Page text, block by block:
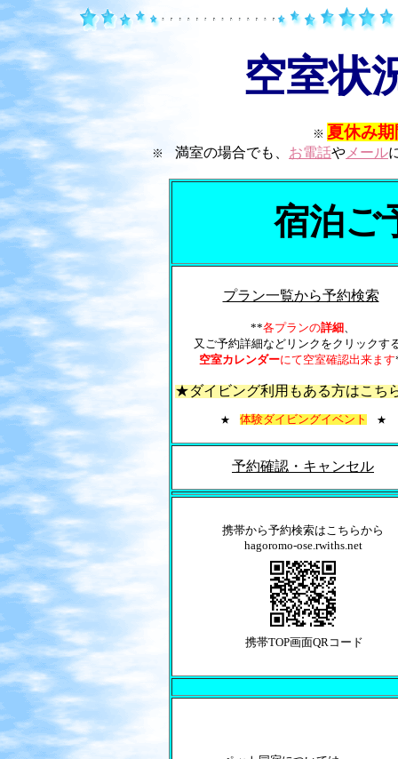
空室状
※ 夏休み
※ 満室の場合でも、 お電話や メール
宿泊ご
プラン一覧から予約検索
**各プランの詳細、
又ご予約詳細などリンクをクリックす
空室カレンダーにて空室確認出来ます
★ダイビング利用もある方はこち
★ 体験ダイビングイベント ★
予約確認・キャンセル
携帯から予約検索はこちらから
hagoromo-ose.rwiths.net
携帯TOP画面QRコード